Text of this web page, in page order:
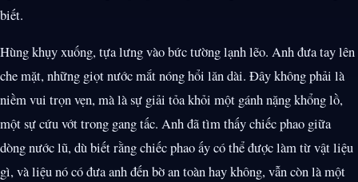
biết.
Hùng khụy xuống, tựa lưng vào bức tường lạnh lẽo. Anh đưa tay lên
che mặt, những giọt nước mắt nóng hổi lăn dài. Đây không phải là
niềm vui trọn vẹn, mà là sự giải tỏa khỏi một gánh nặng khổng lồ,
một sự cứu vớt trong gang tấc. Anh đã tìm thấy chiếc phao giữa
dòng nước lũ, dù biết rằng chiếc phao ấy có thể được làm từ vật liệu
gì, và liệu nó có đưa anh đến bờ an toàn hay không, vẫn còn là một